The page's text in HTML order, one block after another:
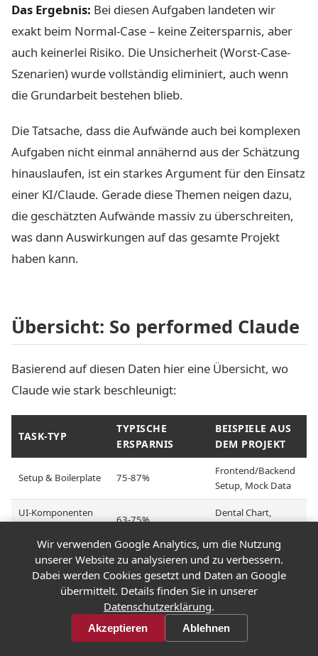
Das Ergebnis: Bei diesen Aufgaben landeten wir
exakt beim Normal-Case – keine Zeitersparnis, aber
auch keinerlei Risiko. Die Unsicherheit (Worst-Case-
Szenarien) wurde vollständig eliminiert, auch wenn
die Grundarbeit bestehen blieb.
Die Tatsache, dass die Aufwände auch bei komplexen
Aufgaben nicht einmal annähernd aus der Schätzung
hinauslaufen, ist ein starkes Argument für den Einsatz
einer KI/Claude. Gerade diese Themen neigen dazu,
die geschätzten Aufwände massiv zu überschreiten,
was dann Auswirkungen auf das gesamte Projekt
haben kann.
Übersicht: So performed Claude
Basierend auf diesen Daten hier eine Übersicht, wo
Claude wie stark beschleunigt:
TASK-TYP
TYPISCHE
ERSPARNIS
BEISPIELE AUS
DEM PROJEKT
Setup & Boilerplate 75-87%
Frontend/Backend
Setup, Mock Data
UI-Komponenten
63-75%
Dental Chart,
Formatierung
~50% Schnelleingabe
33-40%
Reparatur Page,
Token
Management
Wir verwenden Google Analytics, um die Nutzung
unserer Website zu analysieren und zu verbessern.
Dabei werden Cookies gesetzt und Daten an Google
übermittelt. Details finden Sie in unserer
Datenschutzerklärung.
Akzeptieren Ablehnen